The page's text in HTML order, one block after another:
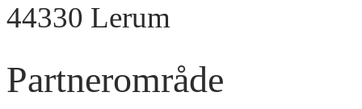
44330 Lerum
Partnerområde